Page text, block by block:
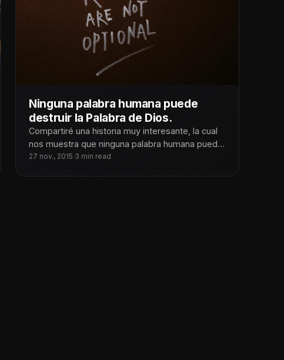
Ninguna palabra humana puede
destruir la Palabra de Dios.
Compartiré una historia muy interesante, la cual
nos muestra que ninguna palabra humana puede
destruir la Palabra de Dios y
27 nov., 2015·3 min read